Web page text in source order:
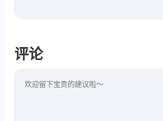
评论
评论内容